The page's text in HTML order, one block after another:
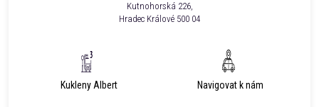
Kutnohorská 226,
Hradec Králové 500 04
Kukleny Albert Navigovat k nám